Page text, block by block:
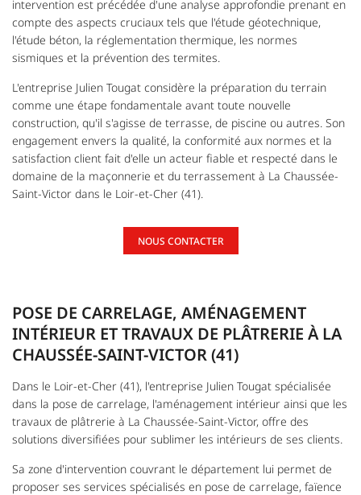
RÉALISATIONS
AVIS
ACTUALITÉS
CONTACT
RESTEZ
INSCRIPTION
intervention est précédée d'une analyse approfondie prenant en
compte des aspects cruciaux tels que l'étude géotechnique,
l'étude béton, la réglementation thermique, les normes
sismiques et la prévention des termites.
L'entreprise Julien Tougat considère la préparation du terrain
comme une étape fondamentale avant toute nouvelle
construction, qu'il s'agisse de terrasse, de piscine ou autres. Son
engagement envers la qualité, la conformité aux normes et la
satisfaction client fait d'elle un acteur fiable et respecté dans le
domaine de la maçonnerie et du terrassement à La Chaussée-
Saint-Victor dans le Loir-et-Cher (41).
NOUS CONTACTER
POSE DE CARRELAGE, AMÉNAGEMENT
INTÉRIEUR ET TRAVAUX DE PLÂTRERIE À LA
CHAUSSÉE-SAINT-VICTOR (41)
Dans le Loir-et-Cher (41), l'entreprise Julien Tougat spécialisée
dans la pose de carrelage, l'aménagement intérieur ainsi que les
travaux de plâtrerie à La Chaussée-Saint-Victor, offre des
solutions diversifiées pour sublimer les intérieurs de ses clients.
Sa zone d'intervention couvrant le département lui permet de
proposer ses services spécialisés en pose de carrelage, faïence